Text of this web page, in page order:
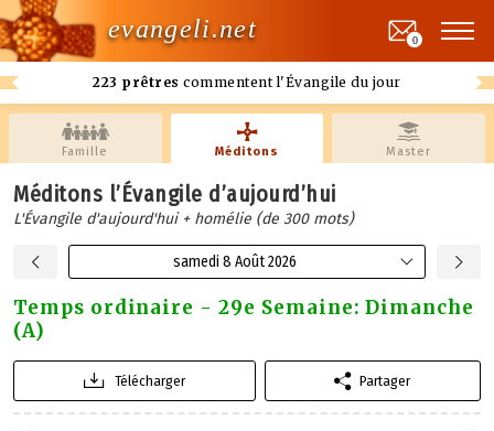
evangeli.net
223 prêtres commentent l'Évangile du jour
0
Famille Méditons Master
Méditons l’Évangile d’aujourd’hui
L'Évangile d'aujourd'hui + homélie (de 300 mots)
samedi 8 Août 2026
Temps ordinaire - 29e Semaine: Dimanche
(A)
Télécharger Partager